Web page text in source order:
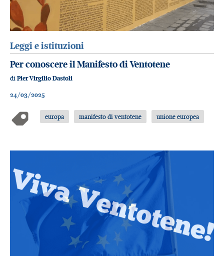
Leggi e istituzioni
Per conoscere il Manifesto di Ventotene
di Pier Virgilio Dastoli
24/03/2025
europa manifesto di ventotene unione europea